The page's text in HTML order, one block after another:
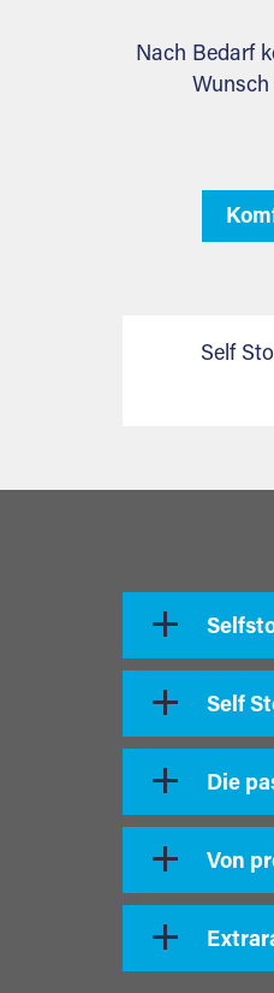
Nach Bedarf
Self
Self
Die
Von